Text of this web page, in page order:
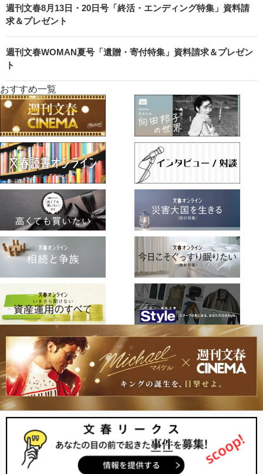
週刊文春8月13日・20日号「終活・エンディング特集」資料請
求＆プレゼント
週刊文春WOMAN夏号「遺贈・寄付特集」資料請求＆プレゼン
ト
おすすめ一覧